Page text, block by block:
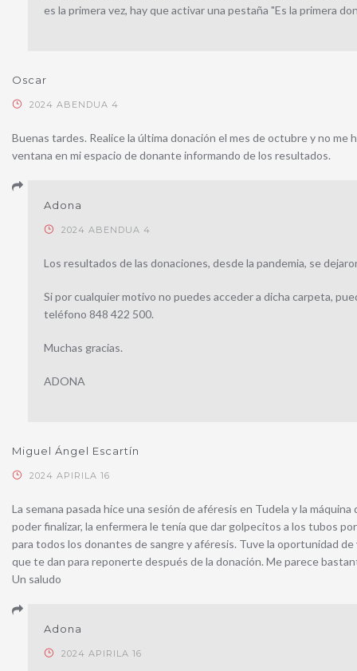
es la primera vez, hay que activar una pestaña "Es la primera
Oscar
2024 ABENDUA 4
Buenas tardes. Realice la última donación el mes de octubre y no
ventana en mi espacio de donante informando de los resultados.
Adona
2024 ABENDUA 4
Los resultados de las donaciones, desde la pandemia, se
Si por cualquier motivo no puedes acceder a dicha carpeta,
teléfono 848 422 500.
Muchas gracias.
ADONA
Miguel Ángel Escartín
2024 APIRILA 16
La semana pasada hice una sesión de aféresis en Tudela y la
poder finalizar, la enfermera le tenía que dar golpecitos a los tubos
para todos los donantes de sangre y aféresis. Tuve la oportunidad
que te dan para reponerte después de la donación. Me parece
Un saludo
Adona
2024 APIRILA 16